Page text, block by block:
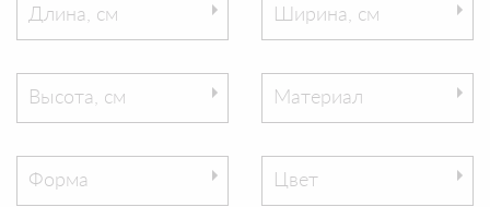
Длина, см Ширина, см
Высота, см Материал
Форма Цвет